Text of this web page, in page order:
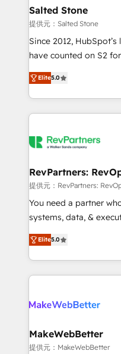
we turn complexity
scale. 🏆 HubSpot’s CEO called us “the partner of the
future.” Others agree
measurable impact.
Salted Stone
提供元：Salted Stone
Since 2012,
have counted on S2
management, systems
solutions that deliver
transform brand experiences As one of
service creative
winning design to build
marketing campaigns,
fuel long-term success We connect the entire
customer lifecycle
ensure long-term
and service to drive
HubSpot
Elite5.0
RevPartners:
提供元：RevPartners:
You need a partner
systems, data, &
bridge the gap where
combining GTM
solve the right problem
only firm in the world
clients gain a unique
market execution. Why B2B Businesses Choose RP: -
Secure: Soc2 compliant 🛡️ -
Elite5.0
MakeWebBetter
提供元：MakeWebBetter